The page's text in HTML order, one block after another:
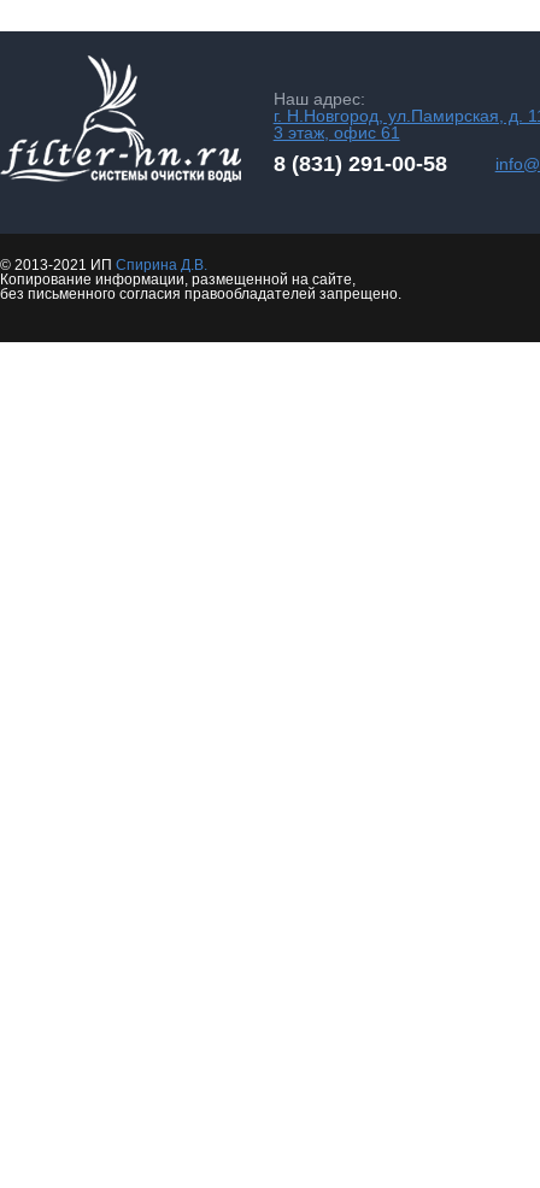
Наш адрес:
г. Н.Новгород, ул.Памирская, д.
3 этаж, офис 61
8 (831) 291-00-58
© 2013-2021 ИП Спирина Д.В.
Копирование информации, размещенной на сайте,
без письменного согласия правообладателей запрещено.